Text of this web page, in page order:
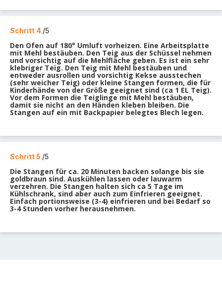
Schritt 4 /5
Den Ofen auf 180° Umluft vorheizen. Eine Arbeitsplatte
mit Mehl bestäuben. Den Teig aus der Schüssel nehmen
und vorsichtig auf die Mehlfläche geben. Es ist ein sehr
klebriger Teig. Den Teig mit Mehl bestäuben und
entweder ausrollen und vorsichtig Kekse ausstechen
(sehr weicher Teig) oder kleine Stangen formen, die für
Kinderhände von der Größe geeignet sind (ca 1 EL Teig).
Vor dem Formen die Teiglinge mit Mehl bestäuben,
damit sie nicht an den Händen kleben bleiben. Die
Stangen auf ein mit Backpapier belegtes Blech legen.
Schritt 5 /5
Die Stangen für ca. 20 Minuten backen solange bis sie
goldbraun sind. Auskühlen lassen oder lauwarm
verzehren. Die Stangen halten sich ca 5 Tage im
Kühlschrank, sind aber auch zum Einfrieren geeignet.
Einfach portionsweise (3-4) einfrieren und bei Bedarf so
3-4 Stunden vorher herausnehmen.